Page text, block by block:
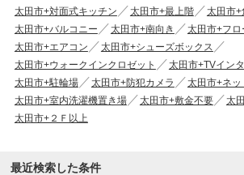
太田市+対面式キッチン
太田市+最上階
太田市+
太田市+バルコニー
太田市+南向き
太田市+フロ
太田市+エアコン
太田市+シューズボックス
太田市+ウォークインクロゼット
太田市+TVイン
太田市+駐輪場
太田市+防犯カメラ
太田市+ネ
太田市+室内洗濯機置き場
太田市+敷金不要
太
太田市+２Ｆ以上
最近検索した条件